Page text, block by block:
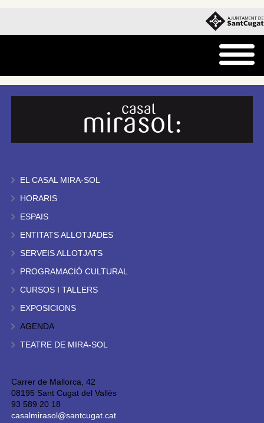
EL CASAL MIRA-SOL
HORARIS
ESPAIS
ENTITATS ALLOTJADES
SERVEIS ALLOTJATS
PROGRAMACIÓ CULTURAL
CURSOS I TALLERS
EXPOSICIONS
AGENDA
TEATRE DE MIRA-SOL
Carrer de Mallorca, 42
08195 Sant Cugat del Vallès
93 589 20 18
casalmirasol@santcugat.cat